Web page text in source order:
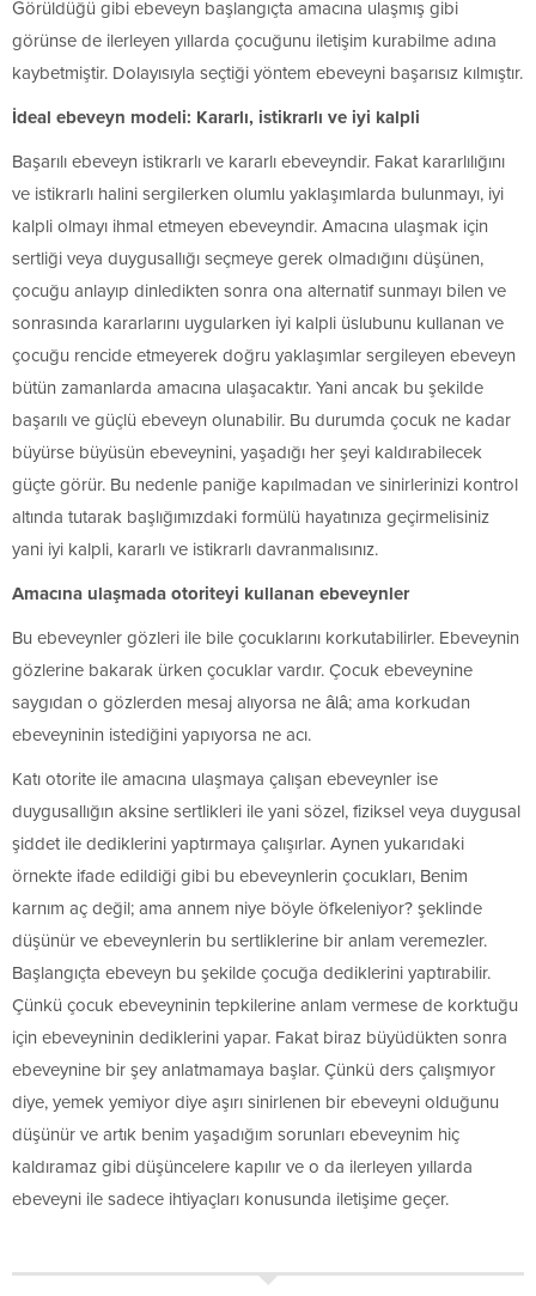
Görüldüğü gibi ebeveyn başlangıçta amacına ulaşmış gibi
görünse de ilerleyen yıllarda çocuğunu iletişim kurabilme adına
kaybetmiştir. Dolayısıyla seçtiği yöntem ebeveyni başarısız kılmıştır.
İdeal ebeveyn modeli: Kararlı, istikrarlı ve iyi kalpli
Başarılı ebeveyn istikrarlı ve kararlı ebeveyndir. Fakat kararlılığını
ve istikrarlı halini sergilerken olumlu yaklaşımlarda bulunmayı, iyi
kalpli olmayı ihmal etmeyen ebeveyndir. Amacına ulaşmak için
sertliği veya duygusallığı seçmeye gerek olmadığını düşünen,
çocuğu anlayıp dinledikten sonra ona alternatif sunmayı bilen ve
sonrasında kararlarını uygularken iyi kalpli üslubunu kullanan ve
çocuğu rencide etmeyerek doğru yaklaşımlar sergileyen ebeveyn
bütün zamanlarda amacına ulaşacaktır. Yani ancak bu şekilde
başarılı ve güçlü ebeveyn olunabilir. Bu durumda çocuk ne kadar
büyürse büyüsün ebeveynini, yaşadığı her şeyi kaldırabilecek
güçte görür. Bu nedenle paniğe kapılmadan ve sinirlerinizi kontrol
altında tutarak başlığımızdaki formülü hayatınıza geçirmelisiniz
yani iyi kalpli, kararlı ve istikrarlı davranmalısınız.
Amacına ulaşmada otoriteyi kullanan ebeveynler
Bu ebeveynler gözleri ile bile çocuklarını korkutabilirler. Ebeveynin
gözlerine bakarak ürken çocuklar vardır. Çocuk ebeveynine
saygıdan o gözlerden mesaj alıyorsa ne âlâ; ama korkudan
ebeveyninin istediğini yapıyorsa ne acı.
Katı otorite ile amacına ulaşmaya çalışan ebeveynler ise
duygusallığın aksine sertlikleri ile yani sözel, fiziksel veya duygusal
şiddet ile dediklerini yaptırmaya çalışırlar. Aynen yukarıdaki
örnekte ifade edildiği gibi bu ebeveynlerin çocukları, Benim
karnım aç değil; ama annem niye böyle öfkeleniyor? şeklinde
düşünür ve ebeveynlerin bu sertliklerine bir anlam veremezler.
Başlangıçta ebeveyn bu şekilde çocuğa dediklerini yaptırabilir.
Çünkü çocuk ebeveyninin tepkilerine anlam vermese de korktuğu
için ebeveyninin dediklerini yapar. Fakat biraz büyüdükten sonra
ebeveynine bir şey anlatmamaya başlar. Çünkü ders çalışmıyor
diye, yemek yemiyor diye aşırı sinirlenen bir ebeveyni olduğunu
düşünür ve artık benim yaşadığım sorunları ebeveynim hiç
kaldıramaz gibi düşüncelere kapılır ve o da ilerleyen yıllarda
ebeveyni ile sadece ihtiyaçları konusunda iletişime geçer.